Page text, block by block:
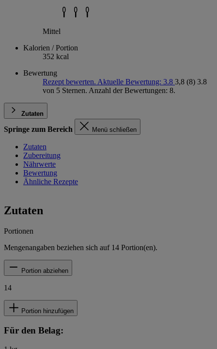
Mittel
Kalorien / Portion
352 kcal
Bewertung
Rezept bewerten. Aktuelle Bewertung: 3.8 3,8 (8) 3.8
von 5 Sternen. Anzahl der Bewertungen: 8.
Zutaten
Springe zum Bereich Menü schließen
Zutaten
Zubereitung
Nährwerte
Bewertung
Ähnliche Rezepte
Zutaten
Portionen
Mengenangaben beziehen sich auf 14 Portion(en).
Portion abziehen
14
Portion hinzufügen
Für den Belag: